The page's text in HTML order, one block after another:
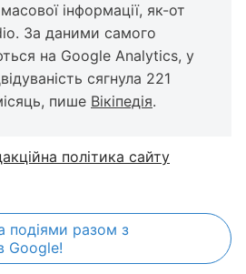
інформації, як-от
За даними самого
на Google Analytics, у
сягнула 221
пише Вікіпедія.
політика сайту
подіями разом з
Google!